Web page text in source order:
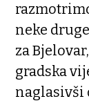
neke
za
gradska
naglasivši